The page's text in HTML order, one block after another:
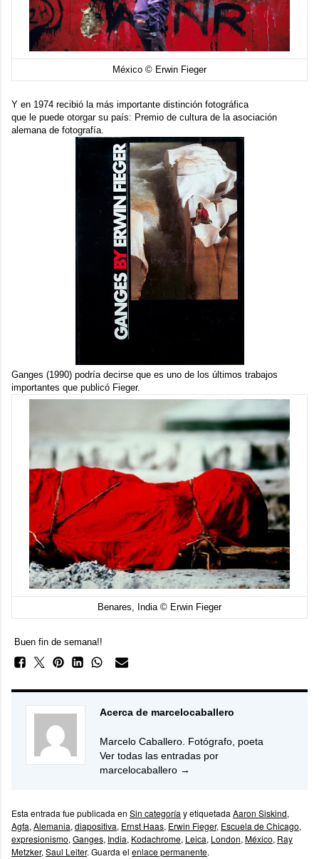
México © Erwin Fieger
Y en 1974 recibió la más importante distinción fotográfica
que le puede otorgar su país: Premio de cultura de la asociación
alemana de fotografía.
Ganges (1990) podría decirse que es uno de los últimos trabajos
importantes que publicó Fieger.
Benares, India © Erwin Fieger
Buen fin de semana!!
Acerca de marcelocaballero
Marcelo Caballero. Fotógrafo, poeta
Ver todas las entradas por
marcelocaballero →
Esta entrada fue publicada en Sin categoría y etiquetada Aaron Siskind,
Agfa, Alemania, diapositiva, Ernst Haas, Erwin Fieger, Escuela de Chicago,
expresionismo, Ganges, India, Kodachrome, Leica, London, México, Ray
Metzker, Saul Leiter. Guarda el enlace permanente.